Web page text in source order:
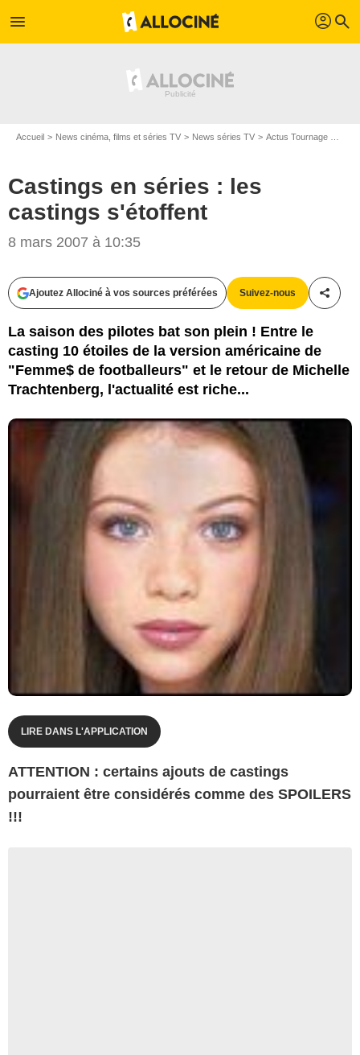
menu profil search
Accueil News cinéma, films et séries TV News séries TV Actus Tournage Séries TV
Castings en séries : les
castings s'étoffent
8 mars 2007 à 10:35
Ajoutez Allociné à vos sources préférées Suivez-nous
La saison des pilotes bat son plein ! Entre le
casting 10 étoiles de la version américaine de
"Femme$ de footballeurs" et le retour de Michelle
Trachtenberg, l'actualité est riche...
LIRE DANS L'APPLICATION
ATTENTION : certains ajouts de castings
pourraient être considérés comme des SPOILERS
!!!